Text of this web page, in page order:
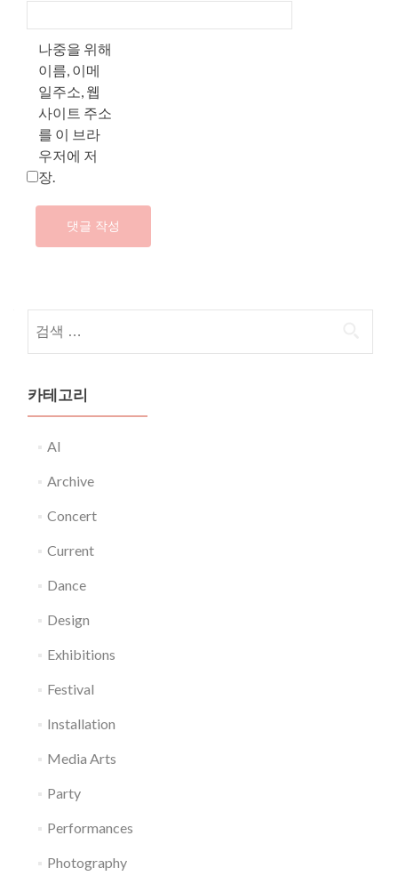
나중을 위해
이름, 이메
일주소, 웹
사이트 주소
를 이 브라
우저에 저
장.
카테고리
AI
Archive
Concert
Current
Dance
Design
Exhibitions
Festival
Installation
Media Arts
Party
Performances
Photography